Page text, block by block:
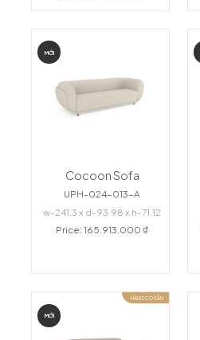
MỚI
Cocoon Sofa
UPH-024-013-A
w-241.3 x d-93.98 x h-71.12
Price: 165.913.000 ₫
MỚI
HÀNG CÓ SẴN